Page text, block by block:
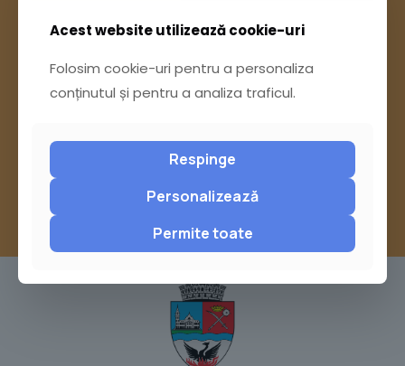
Ai întrebări? Accesează
Pagina Contact
Report
Acest website utilizează cookie-uri
Folosim cookie-uri pentru a personaliza
conținutul și pentru a analiza traficul.
Respinge
Personalizează
Permite toate